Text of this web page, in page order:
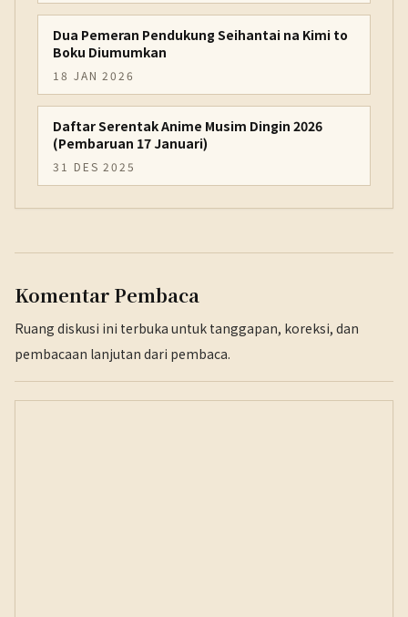
Dua Pemeran Pendukung Seihantai na Kimi to
Boku Diumumkan
18 JAN 2026
Daftar Serentak Anime Musim Dingin 2026
(Pembaruan 17 Januari)
31 DES 2025
Komentar Pembaca
Ruang diskusi ini terbuka untuk tanggapan, koreksi, dan
pembacaan lanjutan dari pembaca.